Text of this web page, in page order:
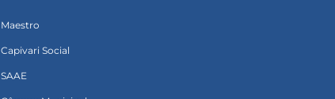
Maestro
Capivari Social
SAAE